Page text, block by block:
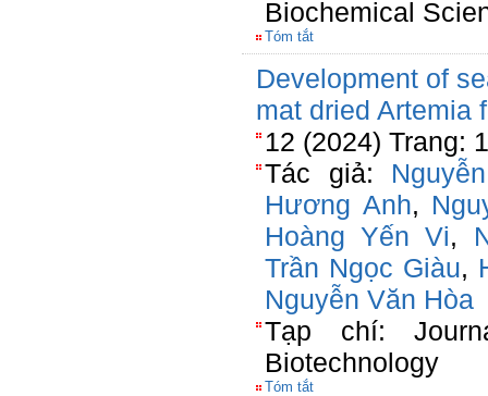
Biochemical
Tóm tắt
Development of
mat dried Artemia
12 (2024) Trang:
Tác giả:
Hương Anh,
Hoàng Yến Vi,
Trần Ngọc Giàu,
Nguyễn Văn Hòa
Tạp chí:
Biotechnology
Tóm tắt